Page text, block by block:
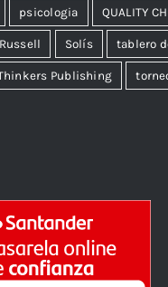
psicologia QUALITY
Russell Solís tablero
Publishing